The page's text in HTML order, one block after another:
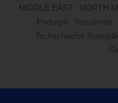
MIDDLE EAST
NORTH
Portugal
Rumänien
Tschechische